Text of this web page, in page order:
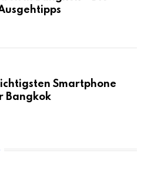
Smartphone
Bangkok